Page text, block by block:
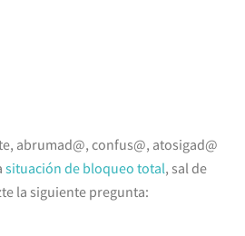
abrumad@, confus@, atosigad@
situación de bloqueo total, sal de
la siguiente pregunta: